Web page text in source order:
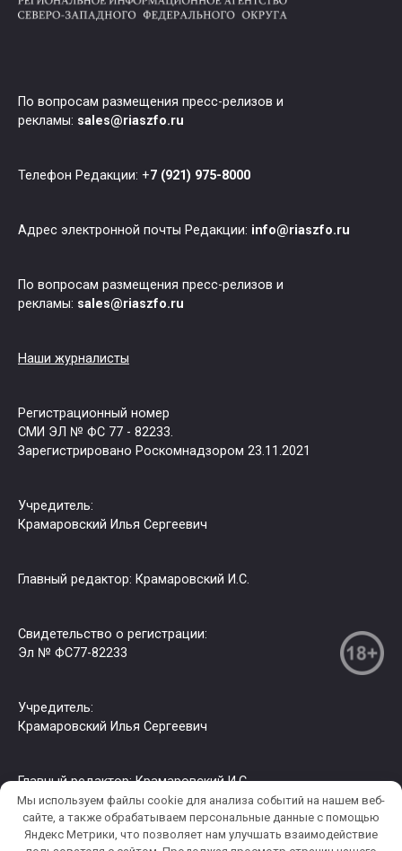
По вопросам размещения пресс-релизов и
рекламы: sales@riaszfo.ru
Телефон Редакции: +7 (921) 975-8000
Адрес электронной почты Редакции: info@riaszfo.ru
По вопросам размещения пресс-релизов и
рекламы: sales@riaszfo.ru
Наши журналисты
Регистрационный номер
СМИ ЭЛ № ФС 77 - 82233.
Зарегистрировано Роскомнадзором 23.11.2021
Учредитель:
Крамаровский Илья Сергеевич
Главный редактор: Крамаровский И.С.
Свидетельство о регистрации:
Эл № ФС77-82233
Учредитель:
Крамаровский Илья Сергеевич
Главный редактор: Крамаровский И.С.
© 2026 РИА СЗФО. Копирование информации только с
Мы используем файлы cookie для анализа событий на нашем веб-
сайте, а также обрабатываем персональные данные с помощью
Яндекс Метрики, что позволяет нам улучшать взаимодействие